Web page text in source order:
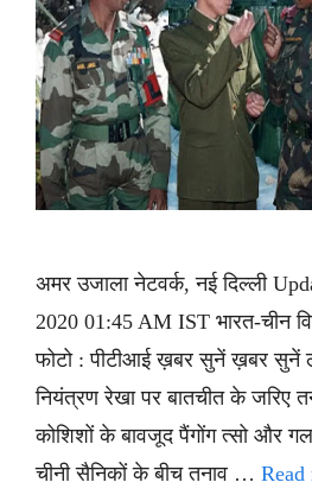
अमर उजाला नेटवर्क, नई दिल्ली
2020 01:45 AM IST भारत-चीन
फोटो : पीटीआई ख़बर सुनें ख़बर सुनें
नियंत्रण रेखा पर बातचीत के जरिए
कोशिशों के बावजूद पैंगोंग त्सो और
चीनी सैनिकों के बीच तनाव … Read